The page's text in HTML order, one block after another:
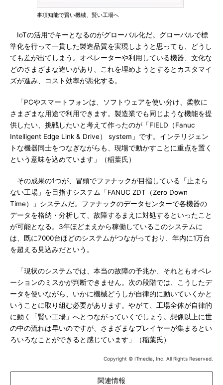
事項知能で賢い機械、賢い工場へ
IoTの活用でキーとなるのがグローバル化だ。グローバルで標
準化を行って一貫した製造品質を実現しようと思っても、どうし
ても差が出てしまう。オペレーターや利用している機器、文化な
どのさまざまな違いがあり、これを埋めようとするとカスタマイ
ズが進み、コスト効率が悪化する。
「PCやスマートフォンは、ソフトウェアを使い分け、柔軟に
さまざまな用途で利用できます。製造業でも同じような機能を提
供したい、挑戦したいと考えて作ったのが「FIELD（Fanuc
Intelligent Edge Link & Drive） system」です。インテリジェン
トな機器同士をつなぎながらも、現場で動かすことに重点を置く
という意味を込めています」（稲葉氏）
その成果の1つが、冒頭でファナックが目指している「止まら
ない工場」を目指すシステム「FANUC ZDT（Zero Down
Time）」システムだ。ファナックのデータセンターで各機器の
データを格納・分析して、故障するまえに対処するといったこと
が可能となる。3年ほどまえから稼働しているこのシステムに
は、既に7000台ほどのシステムがつながっており、年内に1万台
を超える見込みだという。
「現状のシステムでは、本当の故障の予兆か、それともオペレ
ーションのミスかが判断できません。次の段階では、こうしたデ
ータを使いながら、いかに機械どうしが自律的に動いていくかと
いうことに取り組む必要があります。やがて、工場全体が自律的
に動く「賢い工場」へとつながっていくでしょう。想像以上に世
の中の流れは早いのですが、さまざまなプレイヤーが集まるとい
ろいろなことができると感じています」（稲葉氏）
Copyright © ITmedia, Inc. All Rights Reserved.
関連情報